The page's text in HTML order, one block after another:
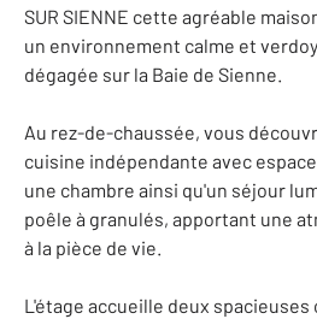
SUR SIENNE cette agréable
un environnement calme et
dégagée sur la Baie de Sienne.
Au rez-de-chaussée, vous
cuisine indépendante avec
une chambre ainsi qu'un séjour
poêle à granulés, apportant une
à la pièce de vie.
L'étage accueille deux spacieuses